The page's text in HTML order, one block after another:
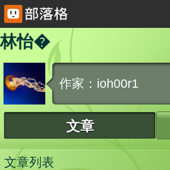
林怡�
作家：ioh00r1
文章
文章列表